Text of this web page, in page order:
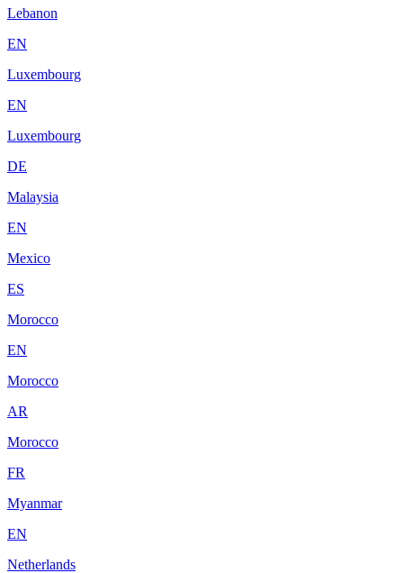
Lebanon
EN
Luxembourg
EN
Luxembourg
DE
Malaysia
EN
Mexico
ES
Morocco
EN
Morocco
AR
Morocco
FR
Myanmar
EN
Netherlands